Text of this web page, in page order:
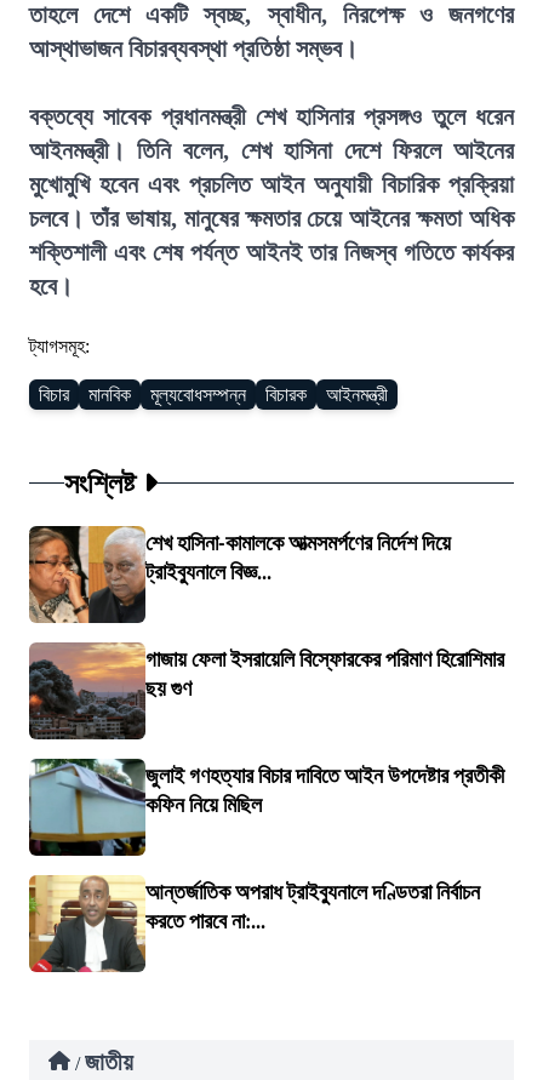
তাহলে দেশে একটি স্বচ্ছ, স্বাধীন, নিরপেক্ষ ও জনগণের
আস্থাভাজন বিচারব্যবস্থা প্রতিষ্ঠা সম্ভব।
বক্তব্যে সাবেক প্রধানমন্ত্রী শেখ হাসিনার প্রসঙ্গও তুলে ধরেন
আইনমন্ত্রী। তিনি বলেন, শেখ হাসিনা দেশে ফিরলে আইনের
মুখোমুখি হবেন এবং প্রচলিত আইন অনুযায়ী বিচারিক প্রক্রিয়া
চলবে। তাঁর ভাষায়, মানুষের ক্ষমতার চেয়ে আইনের ক্ষমতা অধিক
শক্তিশালী এবং শেষ পর্যন্ত আইনই তার নিজস্ব গতিতে কার্যকর
হবে।
ট্যাগসমূহ:
বিচার মানবিক মূল্যবোধসম্পন্ন বিচারক আইনমন্ত্রী
সংশ্লিষ্ট
শেখ হাসিনা-কামালকে আত্মসমর্পণের নির্দেশ দিয়ে
ট্রাইব্যুনালে বিজ্ঞ...
গাজায় ফেলা ইসরায়েলি বিস্ফোরকের পরিমাণ হিরোশিমার
ছয় গুণ
জুলাই গণহত্যার বিচার দাবিতে আইন উপদেষ্টার প্রতীকী
কফিন নিয়ে মিছিল
আন্তর্জাতিক অপরাধ ট্রাইব্যুনালে দণ্ডিতরা নির্বাচন
করতে পারবে না:...
/ জাতীয়